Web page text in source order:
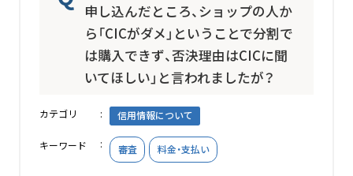
申し込んだところ、ショップの人か
ら「CICがダメ」ということで分割で
は購入できず、否決理由はCICに聞
いてほしい」と言われましたが？
カテゴリ 信用情報について
キーワード 審査 料金・支払い